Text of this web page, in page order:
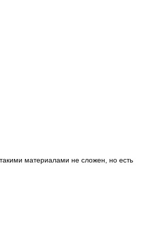
материалами не сложен, но есть